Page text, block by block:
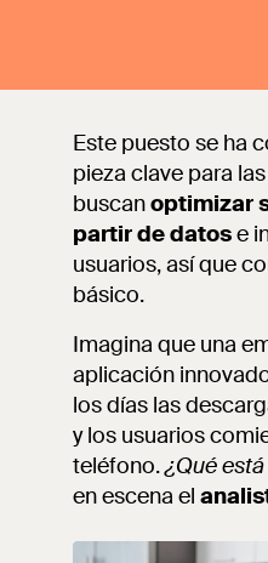
Este puesto se ha
pieza clave para
buscanoptimizar
partir de datose
usuarios, así que
básico.
Imagina que una
aplicación
los días las
y los usuarios
teléfono.¿Qué
en escena el